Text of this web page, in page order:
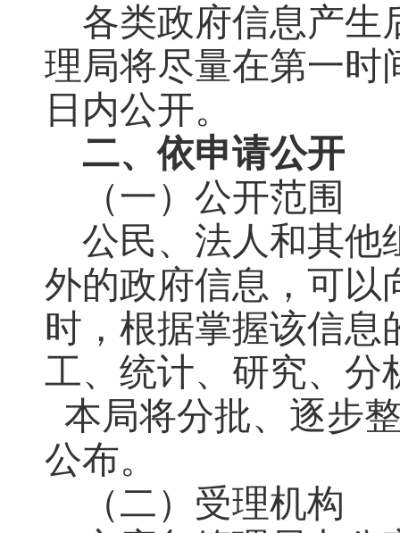
各类政府信息产生
理局将尽量在第一时
日内公开。
二、依申请公开
（一）公开范围
公民、法人和其他
外的政府信息，可以
时，根据掌握该信息
工、统计、研究、
本局将分批、逐步
公布。
（二）受理机构